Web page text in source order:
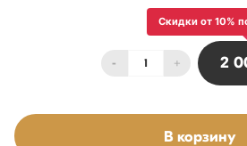
- + 2
В корзину
Скидки от 10%